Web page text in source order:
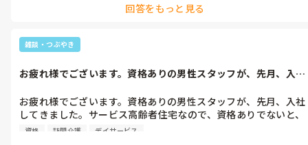
看護師さんと、きっついなーと、言ってました。
訪問介護の、記録などはできないかもしれないけど、その利用者
を見ていて思う事は、デイサービスでやってる事は、水分補給な
らい見にきてやれよと、つくづく思う。
その利用者は、苦しい、もう嫌だーーーー。殺して。死にたい。
もう生きていたくないよ。と言ってます。個人的にも、もうそろ
そろかなとは、思っています。
文面から　優しさが滲み出ていますよ
回答をもっと見る
雑談・つぶやき
お疲れ様でございます。資格ありの男性スタッフが、先月、入社
お疲れ様でございます。資格ありの男性スタッフが、先月、入社
してきました。サービス高齢者住宅なので、資格ありでないと、
訪問介護には入れません。しかし、最初の介護経験施設の為、何
資格 訪問介護 デイサービス